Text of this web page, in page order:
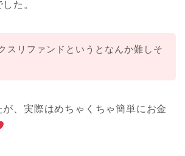
た。
スリファンドというとなんか難しそ
が、実際はめちゃくちゃ簡単にお金